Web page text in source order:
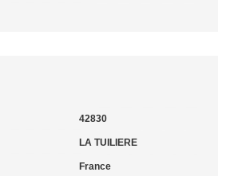
42830
LA TUILIERE
France